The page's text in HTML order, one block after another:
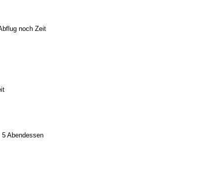
noch Zeit
Abendessen